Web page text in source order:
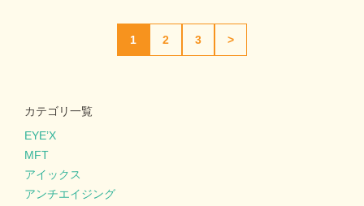
1 2 3 >
カテゴリ一覧
EYE’X
MFT
アイックス
アンチエイジング